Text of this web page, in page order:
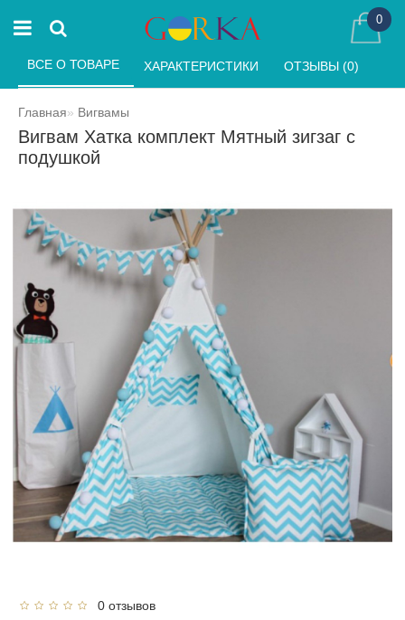
0
Главная Вигвамы
Вигвам Хатка комплект Мятный зигзаг с
подушкой
ВСЕ О ТОВАРЕ ХАРАКТЕРИСТИКИ ОТЗЫВЫ (0)
0 отзывов